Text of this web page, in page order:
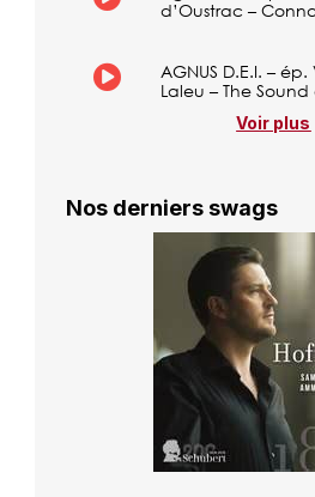
d’Oustrac –
AGNUS D.E.I. –
Laleu – The
Voir plus
Nos derniers swags